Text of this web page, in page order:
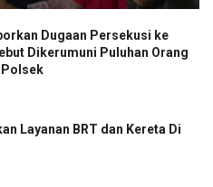
Dugaan Persekusi ke
Dikerumuni Puluhan Orang
Polsek
Layanan BRT dan Kereta Di